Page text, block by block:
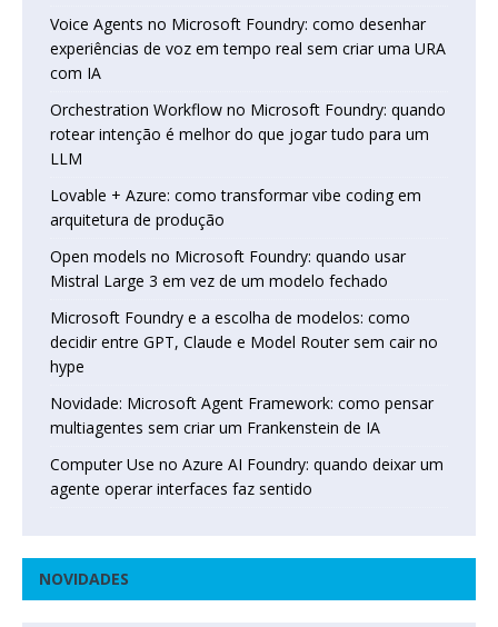
Voice Agents no Microsoft Foundry: como desenhar
experiências de voz em tempo real sem criar uma URA
com IA
Orchestration Workflow no Microsoft Foundry: quando
rotear intenção é melhor do que jogar tudo para um
LLM
Lovable + Azure: como transformar vibe coding em
arquitetura de produção
Open models no Microsoft Foundry: quando usar
Mistral Large 3 em vez de um modelo fechado
Microsoft Foundry e a escolha de modelos: como
decidir entre GPT, Claude e Model Router sem cair no
hype
Novidade: Microsoft Agent Framework: como pensar
multiagentes sem criar um Frankenstein de IA
Computer Use no Azure AI Foundry: quando deixar um
agente operar interfaces faz sentido
NOVIDADES